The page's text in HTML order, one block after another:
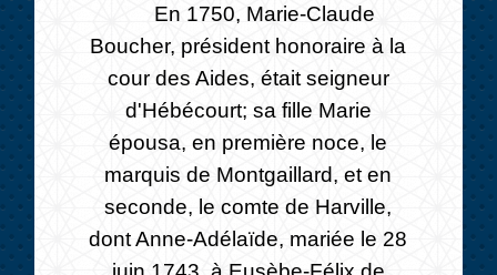
En 1750, Marie-Claude
Boucher, président honoraire à la
cour des Aides, était seigneur
d'Hébécourt; sa fille Marie
épousa, en première noce, le
marquis de Montgaillard, et en
seconde, le comte de Harville,
dont Anne-Adélaïde, mariée le 28